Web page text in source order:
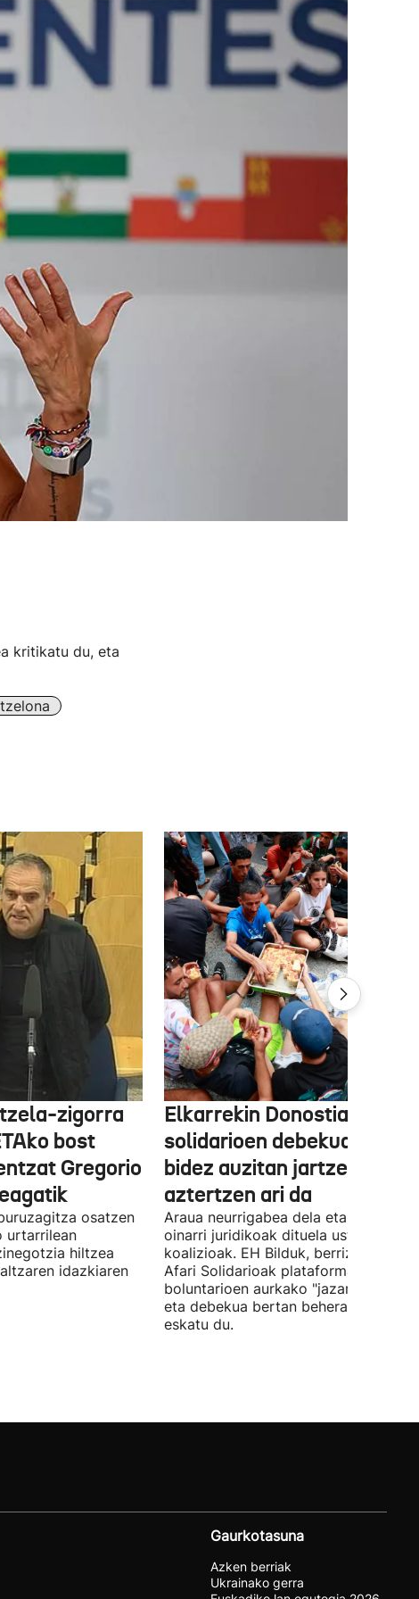
kritikatu du, eta
zigorra
bost
Gregorio
osatzen
urtarrilean
hiltzea
idazkiaren
Elkarrekin Donostia afari
solidarioen debekua
bidez auzitan jartzea
aztertzen ari da
Araua neurrigabea dela eta
oinarri juridikoak dituela uste du
koalizioak. EH Bilduk, berriz, Kaleko
Afari Solidarioak plataformako
boluntarioen aurkako "jazarpena"
eta debekua bertan behera uzteko
eskatu du.
Gaurkotasuna
Azken berriak
Ukrainako gerra